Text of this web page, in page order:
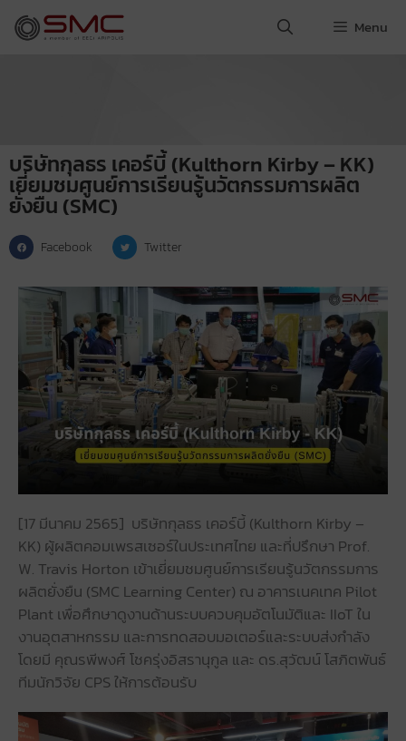
Menu
บริษัทกุลธร เคอร์บี้ (Kulthorn Kirby – KK)
เยี่ยมชมศูนย์การเรียนรู้นวัตกรรมการผลิต
ยั่งยืน (SMC)
Facebook Twitter
[17 มีนาคม 2565] บริษัทกุลธร เคอร์บี้ (Kulthorn Kirby –
KK) ผู้ผลิตคอมเพรสเซอร์ในประเทศไทย และที่ปรึกษา Prof.
W. Travis Horton เข้าเยี่ยมชมศูนย์การเรียนรู้นวัตกรรมการ
ผลิตยั่งยืน (SMC Learning Center) ณ อาคารเนคเทค Pilot
Plant เพื่อศึกษาดูงานด้านระบบควบคุมอัตโนมัติและ IIoT ใน
งานอุตสาหกรรม และการทดสอบมอเตอร์และระบบส่งกำลัง
โดยมี คุณรพีพงศ์ โชครุ่งอิสรานุกูล และ ดร.สุวัฒน์ โสภิตพันธ์
ทีมนักวิจัย CPS ให้การต้อนรับ